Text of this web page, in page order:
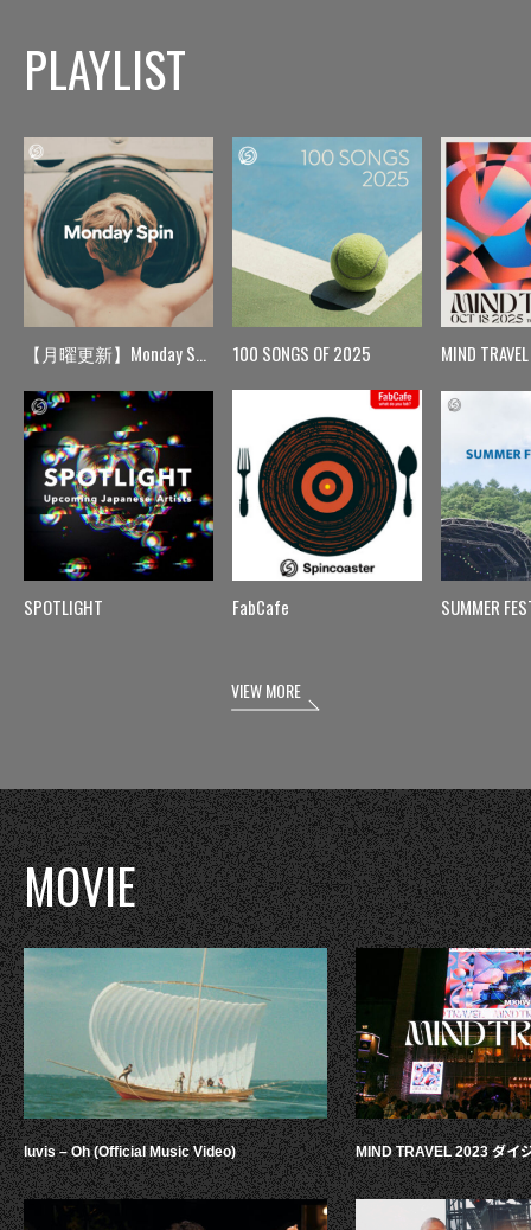
PLAYLIST
【月曜更新】Monday Spin
SPOTLIGHT
100 SONGS OF 2025
FabCafe
MIND TRAVEL
SUMMER
VIEW MORE
MOVIE
luvis – Oh (Official Music Video) MIND TRAVEL 2023 ダイ